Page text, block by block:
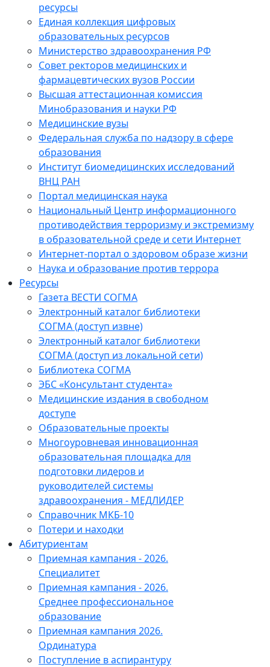
ресурсы
Единая коллекция цифровых
образовательных ресурсов
Министерство здравоохранения РФ
Совет ректоров медицинских и
фармацевтических вузов России
Высшая аттестационная комиссия
Минобразования и науки РФ
Медицинские вузы
Федеральная служба по надзору в сфере
образования
Институт биомедицинских исследований
ВНЦ РАН
Портал медицинская наука
Национальный Центр информационного
противодействия терроризму и экстремизму
в образовательной среде и сети Интернет
Интернет-портал о здоровом образе жизни
Наука и образование против террора
Ресурсы
Газета ВЕСТИ СОГМА
Электронный каталог библиотеки
СОГМА (доступ извне)
Электронный каталог библиотеки
СОГМА (доступ из локальной сети)
Библиотека СОГМА
ЭБС «Консультант студента»
Медицинские издания в свободном
доступе
Образовательные проекты
Многоуровневая инновационная
образовательная площадка для
подготовки лидеров и
руководителей системы
здравоохранения - МЕДЛИДЕР
Справочник МКБ-10
Потери и находки
Абитуриентам
Приемная кампания - 2026.
Специалитет
Приемная кампания - 2026.
Среднее профессиональное
образование
Приемная кампания 2026.
Ординатура
Поступление в аспирантуру